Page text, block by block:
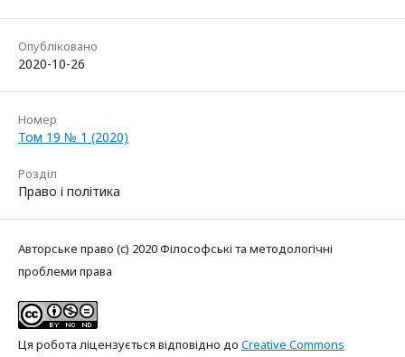
Опубліковано
2020-10-26
Номер
Том 19 № 1 (2020)
Розділ
Право і політика
Авторське право (c) 2020 Філософські та методологічні
проблеми права
Ця робота ліцензується відповідно до Creative Commons